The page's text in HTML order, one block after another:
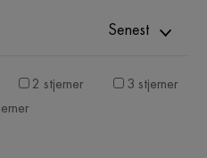
Senest
2 stjerner
3 stjerner